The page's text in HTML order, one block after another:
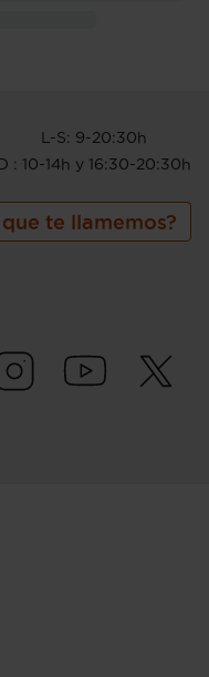
L-S: 9-20:30h
: 10-14h y 16:30-20:30h
te llamemos?